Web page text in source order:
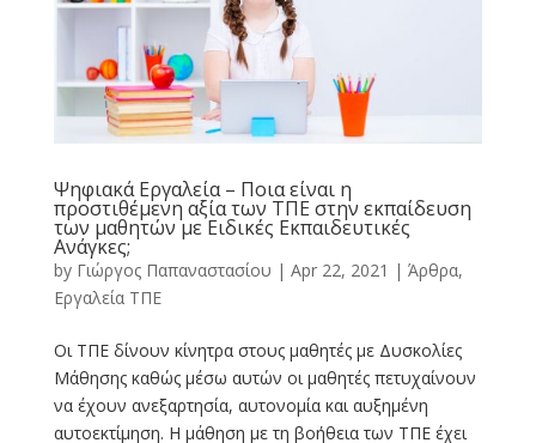
Ψηφιακά Εργαλεία – Ποια είναι η
προστιθέμενη αξία των ΤΠΕ στην εκπαίδευση
των μαθητών με Ειδικές Εκπαιδευτικές
Ανάγκες;
by Γιώργος Παπαναστασίου | Apr 22, 2021 | Άρθρα,
Εργαλεία ΤΠΕ
Οι ΤΠΕ δίνουν κίνητρα στους μαθητές με Δυσκολίες
Μάθησης καθώς μέσω αυτών οι μαθητές πετυχαίνουν
να έχουν ανεξαρτησία, αυτονομία και αυξημένη
αυτοεκτίμηση. Η μάθηση με τη βοήθεια των ΤΠΕ έχει